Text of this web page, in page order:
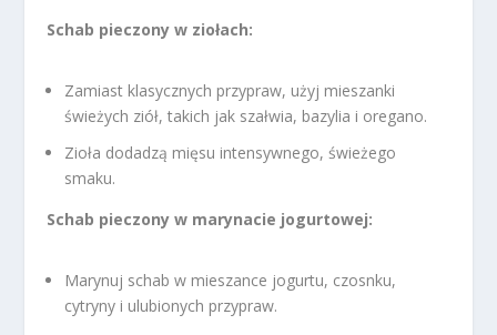
Schab pieczony w ziołach:
Zamiast klasycznych przypraw, użyj mieszanki
świeżych ziół, takich jak szałwia, bazylia i oregano.
Zioła dodadzą mięsu intensywnego, świeżego
smaku.
Schab pieczony w marynacie jogurtowej:
Marynuj schab w mieszance jogurtu, czosnku,
cytryny i ulubionych przypraw.